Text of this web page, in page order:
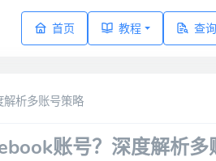
首页 教程 查
析多账号策略
账号？深度解析多